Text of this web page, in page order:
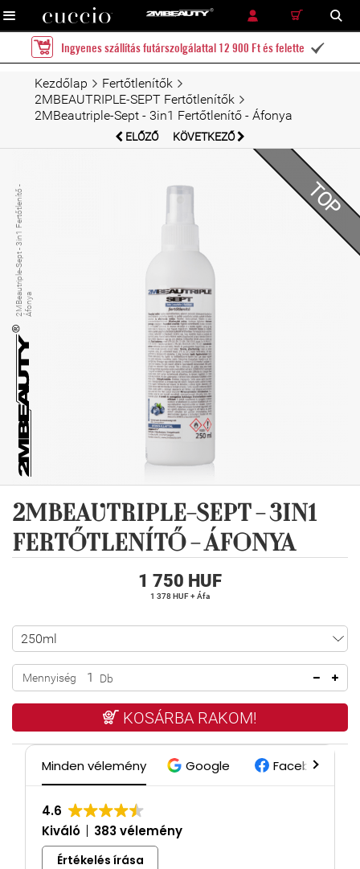
RÉSZLETES KERESÉS KERESÉS
Ingyenes szállítás futárszolgálattal 12 900 Ft és felette 
Kezdőlap
Fertőtlenítők
2MBEAUTRIPLE-SEPT Fertőtlenítők
2MBeautriple-Sept - 3in1 Fertőtlenítő - Áfonya
ELŐZŐ KÖVETKEZŐ
TOP
2
M
B
ea
u
t
ri
pl
e
-
S
e
p
t
-
3i
n
1
F
e
r
t
ő
tl
e
ní
t
ő
-
Á
f
o
n
ya
2MBEAUTRIPLE-SEPT - 3IN1
FERTŐTLENÍTŐ - ÁFONYA
1 750 HUF
1 378 HUF + Áfa
Mennyiség Db
KOSÁRBA RAKOM!
Minden vélemény Google Facebook
4.6
Kiváló
383 vélemény
Értékelés írása